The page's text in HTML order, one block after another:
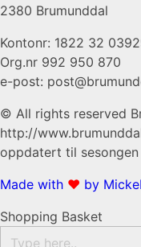
2380 Brumunddal
Kontonr: 1822 32
Org.nr 992 950 870
e-post:
© All rights reserved
http://
oppdatert til
Made with ❤ by
Shopping Basket